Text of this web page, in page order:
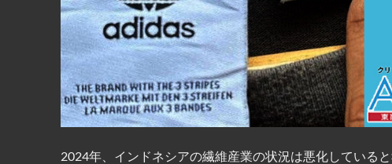
2024年、インドネシアの繊維産業の状況は悪化している